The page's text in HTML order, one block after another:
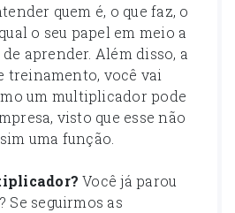
quem é, o que faz, o
o seu papel em meio a
aprender. Além disso, a
treinamento, você vai
um multiplicador pode
visto que esse não
uma função.
Você já parou
Se seguirmos as